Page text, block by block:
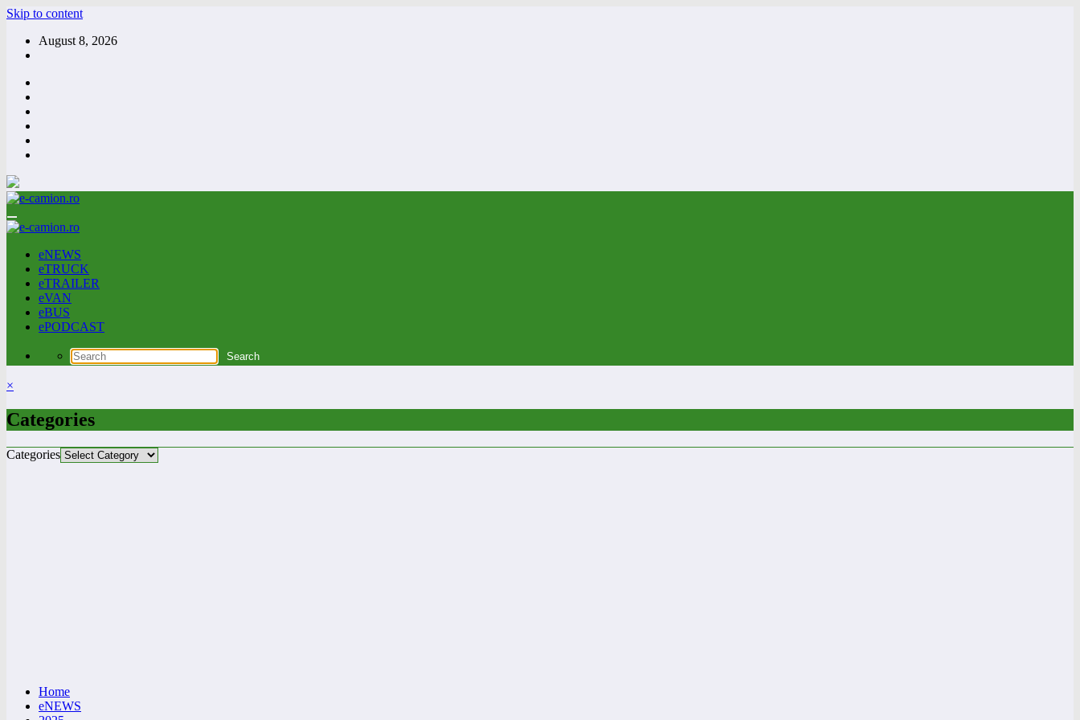
Skip to content
August 8, 2026
eNEWS
eTRUCK
eTRAILER
eVAN
eBUS
ePODCAST
×
Categories
Categories
Home
eNEWS